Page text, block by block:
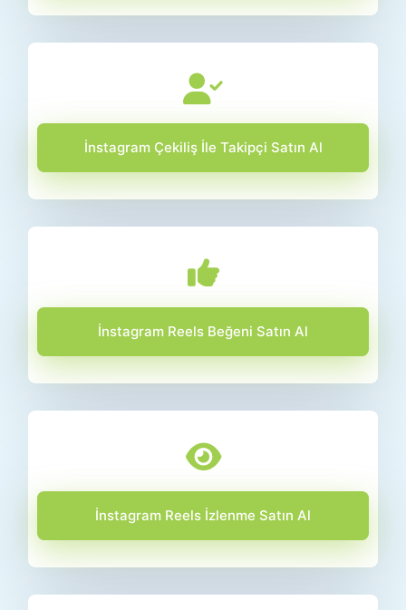
İnstagram Çekiliş İle Takipçi Satın Al
İnstagram Reels Beğeni Satın Al
İnstagram Reels İzlenme Satın Al